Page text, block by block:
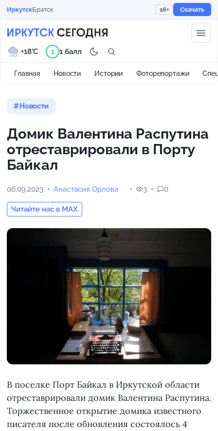
ИркутскБратск 16+ Скачать
Главная Новости Истории Фоторепортажи
+18°C 1 1 балл
Новости
Домик Валентина Распутина
отреставрировали в Порту
Байкал
06.09.2023 Анастасия Орлова
Читайте нас в MAX
3 0
В поселке Порт Байкал в Иркутской области
отреставрировали домик Валентина Распутина.
Торжественное открытие домика известного
писателя после обновления состоялось 4